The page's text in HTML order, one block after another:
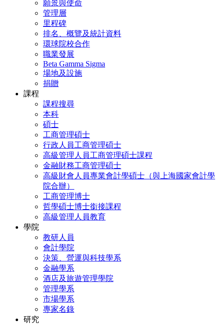
願景與使命
管理層
里程碑
排名、概覽及統計資料
環球院校合作
職業發展
Beta Gamma Sigma
場地及設施
捐贈
課程
課程搜尋
本科
碩士
工商管理碩士
行政人員工商管理碩士
高級管理人員工商管理碩士課程
金融財務工商管理碩士
高級財會人員專業會計學碩士（與上海國家會計學
院合辦）
工商管理博士
哲學碩士博士銜接課程
高級管理人員教育
學院
教研人員
會計學院
決策、營運與科技學系
金融學系
酒店及旅遊管理學院
管理學系
市場學系
專家名錄
研究